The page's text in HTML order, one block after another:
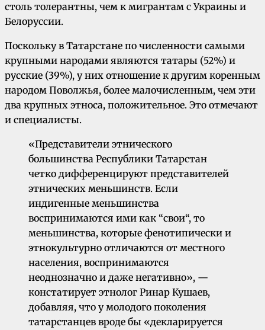
столь толерантны, чем к мигрантам с Украины и
Белоруссии.
Поскольку в Татарстане по численности самыми
крупными народами являются татары (52%) и
русские (39%), у них отношение к другим коренным
народом Поволжья, более малочисленным, чем эти
два крупных этноса, положительное. Это отмечают
и специалисты.
«Представители этнического
большинства Республики Татарстан
четко дифференцируют представителей
этнических меньшинств. Если
индигенные меньшинства
воспринимаются ими как “свои“, то
меньшинства, которые фенотипически и
этнокультурно отличаются от местного
населения, воспринимаются
неоднозначно и даже негативно», —
констатирует этнолог Ринар Кушаев,
добавляя, что у молодого поколения
татарстанцев вроде бы «декларируется